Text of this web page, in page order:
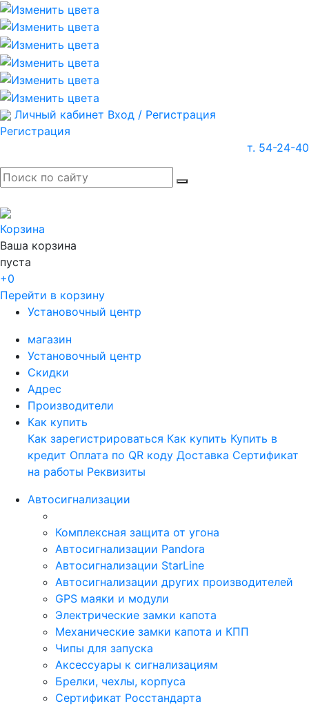
Личный кабинет Вход / Регистрация
Регистрация
т. 54-24-40
Корзина
Ваша корзина
пуста
+0
Перейти в корзину
Установочный центр
магазин
Установочный центр
Скидки
Адрес
Производители
Как купить
Как зарегистрироваться Как купить Купить в
кредит Оплата по QR коду Доставка Сертификат
на работы Реквизиты
Автосигнализации
Комплексная защита от угона
Автосигнализации Pandora
Автосигнализации StarLine
Автосигнализации других производителей
GPS маяки и модули
Электрические замки капота
Механические замки капота и КПП
Чипы для запуска
Аксессуары к сигнализациям
Брелки, чехлы, корпуса
Сертификат Росстандарта